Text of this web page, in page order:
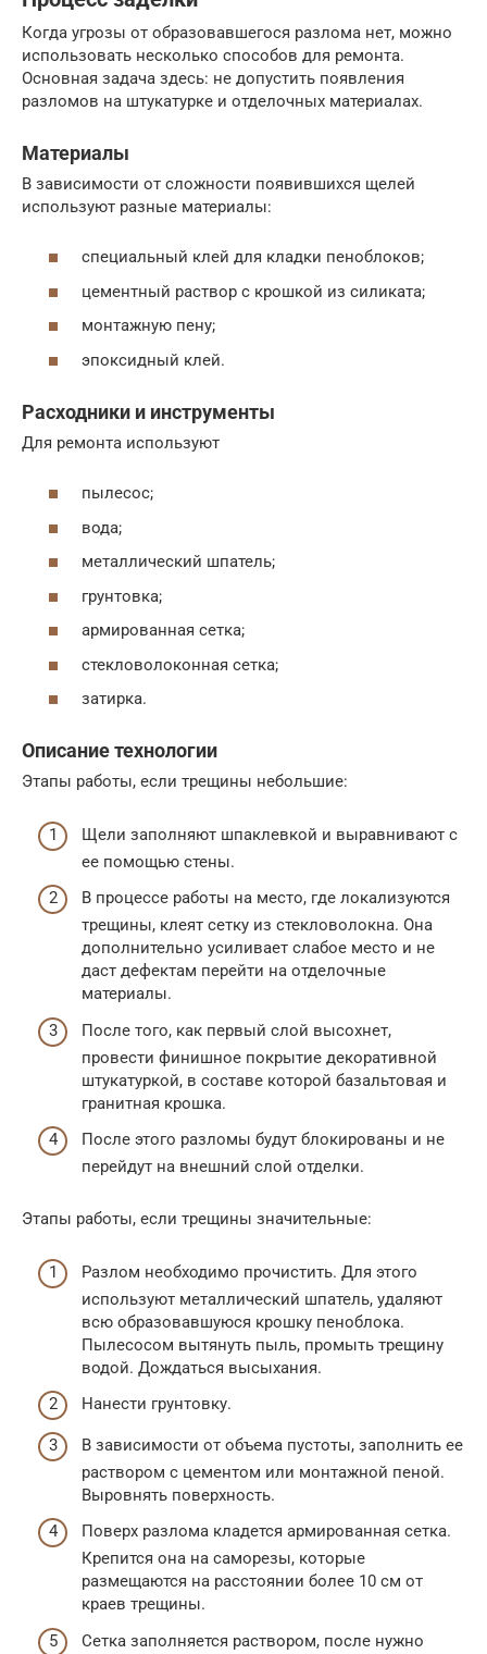
Когда угрозы от образовавшегося разлома нет, можно
использовать несколько способов для ремонта.
Основная задача здесь: не допустить появления
разломов на штукатурке и отделочных материалах.
Материалы
В зависимости от сложности появившихся щелей
используют разные материалы:
специальный клей для кладки пеноблоков;
цементный раствор с крошкой из силиката;
монтажную пену;
эпоксидный клей.
Расходники и инструменты
Для ремонта используют
пылесос;
вода;
металлический шпатель;
грунтовка;
армированная сетка;
стекловолоконная сетка;
затирка.
Описание технологии
Этапы работы, если трещины небольшие:
Щели заполняют шпаклевкой и выравнивают с
ее помощью стены.
В процессе работы на место, где локализуются
трещины, клеят сетку из стекловолокна. Она
дополнительно усиливает слабое место и не
даст дефектам перейти на отделочные
материалы.
После того, как первый слой высохнет,
провести финишное покрытие декоративной
штукатуркой, в составе которой базальтовая и
гранитная крошка.
После этого разломы будут блокированы и не
перейдут на внешний слой отделки.
Этапы работы, если трещины значительные:
Разлом необходимо прочистить. Для этого
используют металлический шпатель, удаляют
всю образовавшуюся крошку пеноблока.
Пылесосом вытянуть пыль, промыть трещину
водой. Дождаться высыхания.
Нанести грунтовку.
В зависимости от объема пустоты, заполнить ее
раствором с цементом или монтажной пеной.
Выровнять поверхность.
Поверх разлома кладется армированная сетка.
Крепится она на саморезы, которые
размещаются на расстоянии более 10 см от
краев трещины.
Сетка заполняется раствором, после нужно